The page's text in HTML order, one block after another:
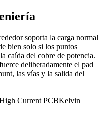
soporta la carga normal
bien solo si los puntos
caída del cobre de potencia.
deliberadamente el pad
las vías y la salida del
High Current PCBKelvin